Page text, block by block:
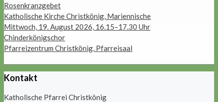
Rosenkranzgebet
Katholische Kirche Christkönig, Mariennische
Mittwoch, 19. August 2026, 16.15–17.30 Uhr
Chinderkönigschor
Pfarreizentrum Christkönig, Pfarreisaal
Kontakt
Katholische Pfarrei Christkönig